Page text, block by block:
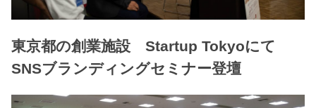
東京都の創業施設 Startup Tokyoにて
SNSブランディングセミナー登壇